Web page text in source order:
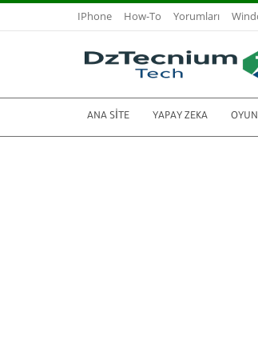
IPhone How-To Yorumları
ANA SITE YAPAY ZEKA OYUN